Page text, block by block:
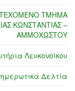
ΤΜΗΜΑ
ΚΩΝΣΤΑΝΤΙΑΣ –
ΑΜΜΟΧΩΣΤΟΥ
Λευκονοίκου
Δελτία